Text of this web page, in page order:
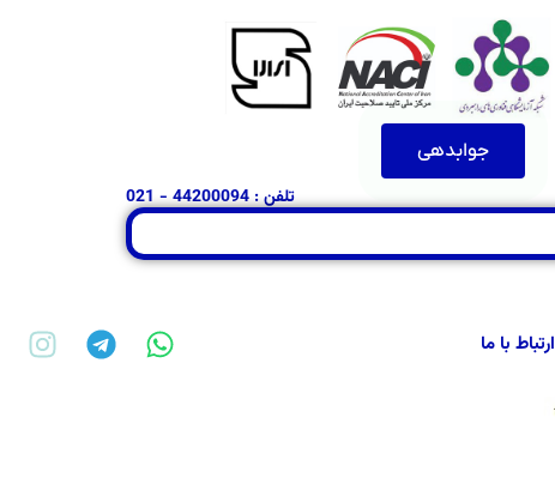
جوابدهی
تلفن : 44200094 - 021
ارتباط با ما